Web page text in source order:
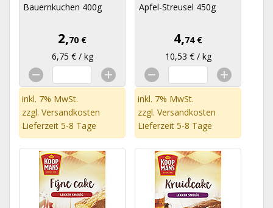
Bauernkuchen 400g
2,70 €
6,75 € / kg
inkl. 7% MwSt.
zzgl. Versandkosten
Lieferzeit 5-8 Tage
Apfel-Streusel 450g
4,74 €
10,53 € / kg
inkl. 7% MwSt.
zzgl. Versandkosten
Lieferzeit 5-8 Tage